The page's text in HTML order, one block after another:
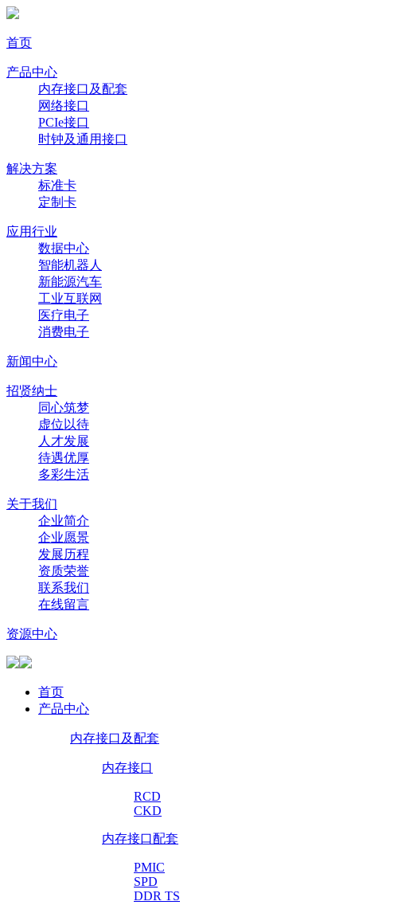
首页
产品中心
内存接口及配套
网络接口
PCIe接口
时钟及通用接口
解决方案
标准卡
定制卡
应用行业
数据中心
智能机器人
新能源汽车
工业互联网
医疗电子
消费电子
新闻中心
招贤纳士
同心筑梦
虚位以待
人才发展
待遇优厚
多彩生活
关于我们
企业简介
企业愿景
发展历程
资质荣誉
联系我们
在线留言
资源中心
首页
产品中心
内存接口及配套
内存接口
RCD
CKD
内存接口配套
PMIC
SPD
DDR TS